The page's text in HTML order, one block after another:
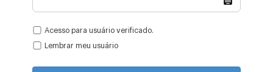
Acesso para usuário verificado.
Lembrar meu usuário